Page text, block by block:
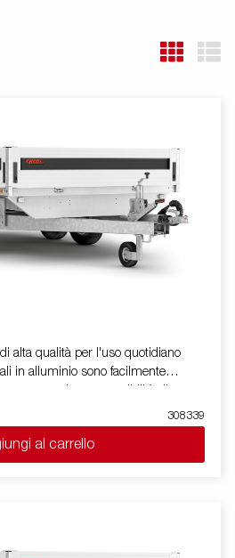
alta qualità per l'uso quotidiano
in alluminio sono facilmente
aumenta le sue possibilità di
rimorchio cassonato a pianale. I
disponibile una vasta gamma di
308339
al carrello